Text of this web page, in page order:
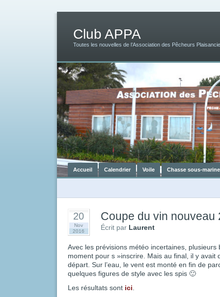
Club APPA
Toutes les nouvelles de l’Association des Pêcheurs
Accueil Calendrier Voile Chasse sous-marine
20
Nov
2016
Coupe du vin nouveau
Écrit par Laurent
Avec les prévisions météo incertaines,
moment pour s »inscrire. Mais au final, il y avait
départ. Sur l’eau, le vent est monté en fin de
quelques figures de style avec les spis 🙂
Les résultats sont ici